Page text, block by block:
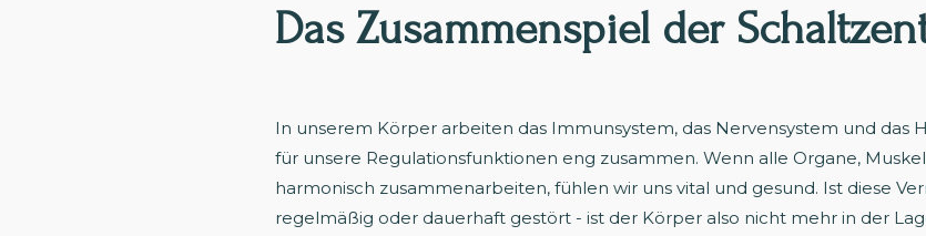
Das Zusammenspiel der
In unserem Körper arbeiten das Immunsystem, das Nervensystem und das
für unsere Regulationsfunktionen eng zusammen. Wenn alle Organe,
harmonisch zusammenarbeiten, fühlen wir uns vital und gesund. Ist diese
regelmäßig oder dauerhaft gestört - ist der Körper also nicht mehr in der